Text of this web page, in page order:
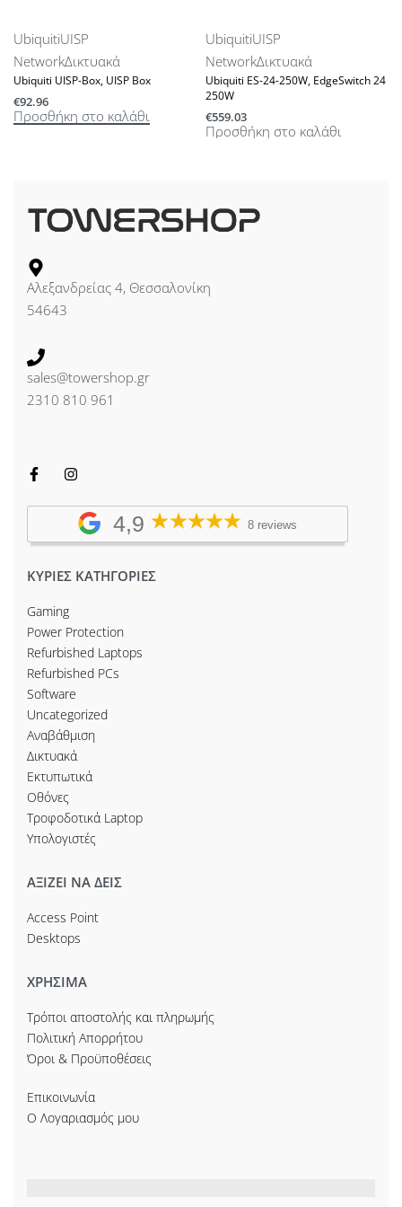
UbiquitiUISP
NetworkΔικτυακά
Ubiquiti UISP-Box, UISP Box
€92.96
Προσθήκη στο καλάθι
UbiquitiUISP
NetworkΔικτυακά
Ubiquiti ES-24-250W, EdgeSwitch 24
250W
€559.03
Προσθήκη στο καλάθι
Αλεξανδρείας 4, Θεσσαλονίκη
54643
sales@towershop.gr
2310 810 961
4,9 8 reviews
ΚΥΡΙΕΣ ΚΑΤΗΓΟΡΙΕΣ
Gaming
Power Protection
Refurbished Laptops
Refurbished PCs
Software
Uncategorized
Αναβάθμιση
Δικτυακά
Εκτυπωτικά
Οθόνες
Τροφοδοτικά Laptop
Υπολογιστές
ΑΞΙΖΕΙ ΝΑ ΔΕΙΣ
Access Point
Desktops
ΧΡΗΣΙΜΑ
Τρόποι αποστολής και πληρωμής
Πολιτική Απορρήτου
Όροι & Προϋποθέσεις
Επικοινωνία
Ο Λογαριασμός μου